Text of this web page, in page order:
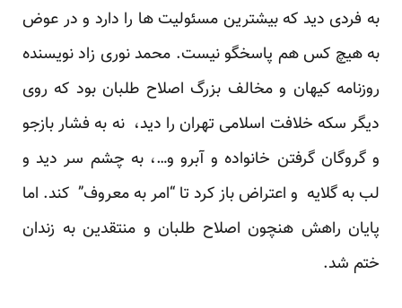
به فردی دید که بیشترین مسئولیت ها را دارد و در عوض
به هیچ کس هم پاسخگو نیست. محمد نوری زاد نویسنده
روزنامه کیهان و مخالف بزرگ اصلاح طلبان بود که روی
دیگر سکه خلافت اسلامی تهران را دید، نه به فشار بازجو
و گروگان گرفتن خانواده و آبرو و…، به چشم سر دید و
لب به گلایه و اعتراض باز کرد تا “امر به معروف” کند. اما
پایان راهش هنچون اصلاح طلبان و منتقدین به زندان
ختم شد.